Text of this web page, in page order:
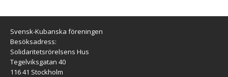
Svensk-Kubanska föreningen
Besöksadress:
Solidaritetsrörelsens Hus
Tegelviksgatan 40
116 41 Stockholm